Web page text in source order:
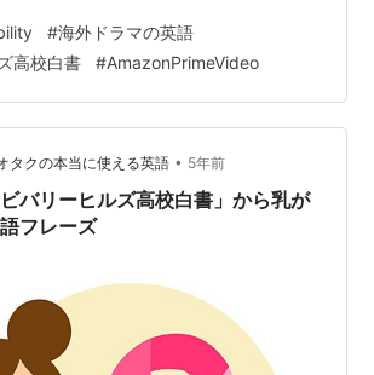
る英語フレーズ ビバリーヒルズ高校白
詞を見ていきましょう。ドナは成績が
ィーズリー先生に呼び出されます。
ー先生：Seriously, Donna. まじめにド
#海外ドラマの英語
高校白書 #AmazonPrimeVideo
タクの本当に使える英語 • 5年前
バリーヒルズ高校白書」から乳が
フレーズ